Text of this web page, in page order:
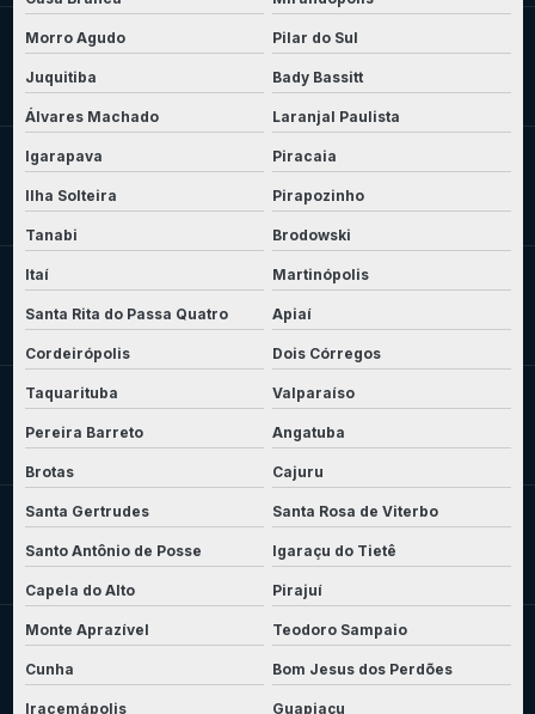
Morro Agudo Pilar do Sul
Juquitiba Bady Bassitt
Álvares Machado Laranjal Paulista
Igarapava Piracaia
Ilha Solteira Pirapozinho
Tanabi Brodowski
Itaí Martinópolis
Santa Rita do Passa Quatro Apiaí
Cordeirópolis Dois Córregos
Taquarituba Valparaíso
Pereira Barreto Angatuba
Brotas Cajuru
Santa Gertrudes Santa Rosa de Viterbo
Santo Antônio de Posse Igaraçu do Tietê
Capela do Alto Pirajuí
Monte Aprazível Teodoro Sampaio
Cunha Bom Jesus dos Perdões
Iracemápolis Guapiaçu